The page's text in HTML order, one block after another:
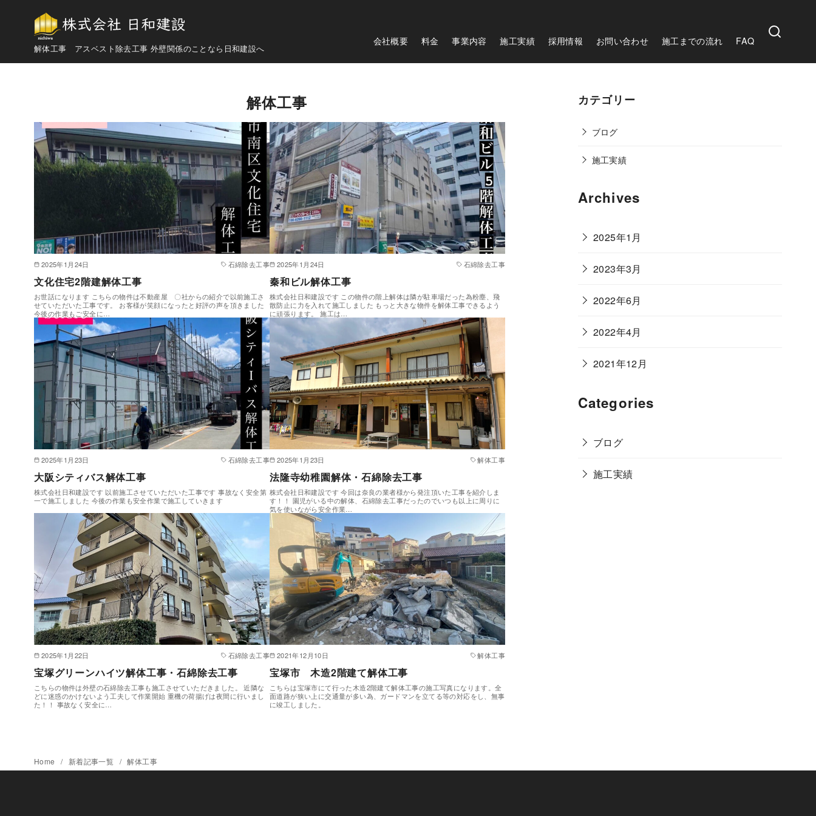
解体工事 アスベスト除去工事 外壁関係のことなら日和建設へ
会社概要 料金 事業内容 施工実績 採用情報 お問い合わせ 施工までの流れ FAQ
解体工事
2025年1月24日 石綿除去工事
文化住宅2階建解体工事
お世話になります こちらの物件は不動産屋 〇社からの紹介で以前施工さ
せていただいた工事です。 お客様が笑顔になったと好評の声を頂きました
今後の作業もご安全に…
2025年1月24日 石綿除去工事
秦和ビル解体工事
株式会社日和建設です この物件の階上解体は隣が駐車場だった為粉塵、飛
散防止に力を入れて施工しました もっと大きな物件を解体工事できるよう
に頑張ります。 施工は…
2025年1月23日 石綿除去工事
大阪シティバス解体工事
株式会社日和建設です 以前施工させていただいた工事です 事故なく安全第
一で施工しました 今後の作業も安全作業で施工していきます
2025年1月23日 解体工事
法隆寺幼稚園解体・石綿除去工事
株式会社日和建設です 今回は奈良の業者様から発注頂いた工事を紹介しま
す！！ 園児がいる中の解体、石綿除去工事だったのでいつも以上に周りに
気を使いながら安全作業…
2025年1月22日 石綿除去工事
宝塚グリーンハイツ解体工事・石綿除去工事
こちらの物件は外壁の石綿除去工事も施工させていただきました。 近隣な
どに迷惑のかけないよう工夫して作業開始 重機の荷揚げは夜間に行いまし
た！！ 事故なく安全に…
2021年12月10日 解体工事
宝塚市 木造2階建て解体工事
こちらは宝塚市にて行った木造2階建て解体工事の施工写真になります。全
面道路が狭い上に交通量が多い為、ガードマンを立てる等の対応をし、無事
に竣工しました。
カテゴリー
ブログ
施工実績
Archives
2025年1月
2023年3月
2022年6月
2022年4月
2021年12月
Categories
ブログ
施工実績
Home 新着記事一覧 解体工事